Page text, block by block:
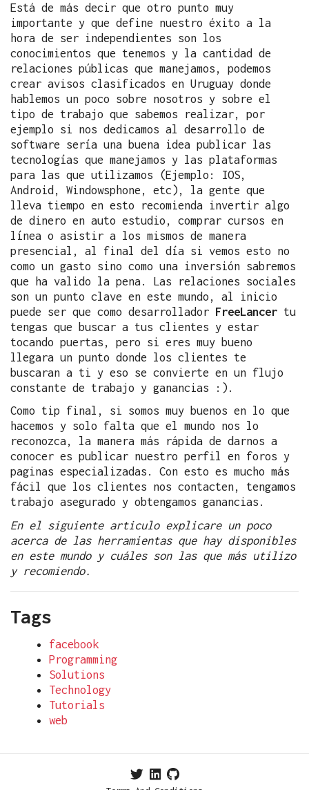
Está de más decir que otro punto muy
importante y que define nuestro éxito a la
hora de ser independientes son los
conocimientos que tenemos y la cantidad de
relaciones públicas que manejamos, podemos
crear avisos clasificados en Uruguay donde
hablemos un poco sobre nosotros y sobre el
tipo de trabajo que sabemos realizar, por
ejemplo si nos dedicamos al desarrollo de
software sería una buena idea publicar las
tecnologías que manejamos y las plataformas
para las que utilizamos (Ejemplo: IOS,
Android, Windowsphone, etc), la gente que
lleva tiempo en esto recomienda invertir algo
de dinero en auto estudio, comprar cursos en
línea o asistir a los mismos de manera
presencial, al final del día si vemos esto no
como un gasto sino como una inversión sabremos
que ha valido la pena. Las relaciones sociales
son un punto clave en este mundo, al inicio
puede ser que como desarrollador FreeLancer tu
tengas que buscar a tus clientes y estar
tocando puertas, pero si eres muy bueno
llegara un punto donde los clientes te
buscaran a ti y eso se convierte en un flujo
constante de trabajo y ganancias :).
Como tip final, si somos muy buenos en lo que
hacemos y solo falta que el mundo nos lo
reconozca, la manera más rápida de darnos a
conocer es publicar nuestro perfil en foros y
paginas especializadas. Con esto es mucho más
fácil que los clientes nos contacten, tengamos
trabajo asegurado y obtengamos ganancias.
En el siguiente articulo explicare un poco
acerca de las herramientas que hay disponibles
en este mundo y cuáles son las que más utilizo
y recomiendo.
Tags
facebook
Programming
Solutions
Technology
Tutorials
web